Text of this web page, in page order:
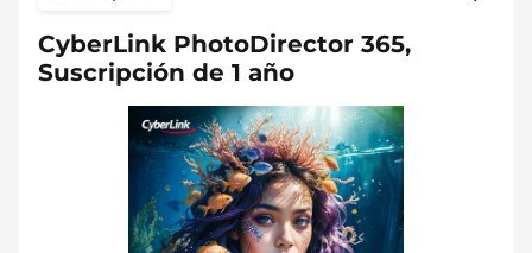
CyberLink PhotoDirector 365,
Suscripción de 1 año